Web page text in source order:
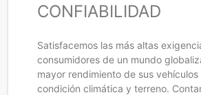
CONFIABILIDAD
Satisfacemos las más altas
consumidores de un mundo
mayor rendimiento de sus
condición climática y terreno.